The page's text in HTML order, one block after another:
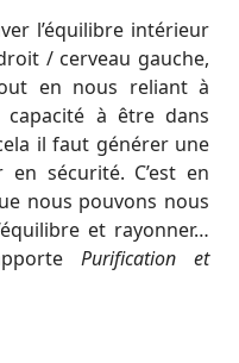
l’équilibre intérieur
/ cerveau gauche,
en nous reliant à
à être dans
il faut générer une
sécurité. C’est en
nous pouvons nous
et rayonner…
Purification et